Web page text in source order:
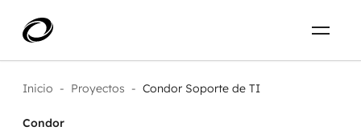
Qué resolvemos
ES
Inicio Proyectos Condor Soporte de TI
Condor